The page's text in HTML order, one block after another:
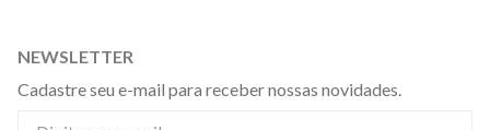
NEWSLETTER
Cadastre seu e-mail para receber nossas novidades.